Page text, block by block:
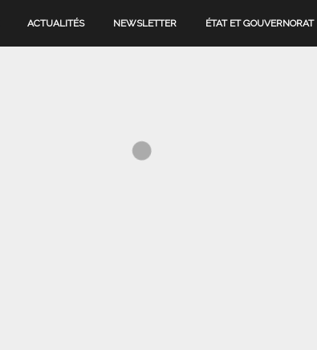
ACTUALITÉS NEWSLETTER ÉTAT ET GOUVERNORAT